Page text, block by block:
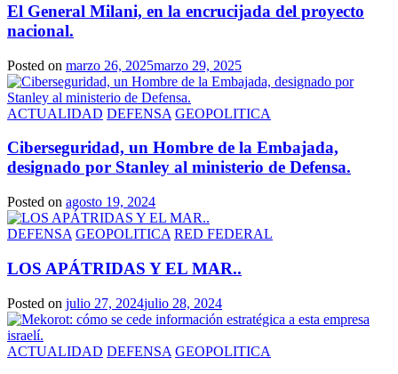
El General Milani, en la encrucijada del proyecto
nacional.
Posted on marzo 26, 2025marzo 29, 2025
ACTUALIDAD DEFENSA GEOPOLITICA
Ciberseguridad, un Hombre de la Embajada,
designado por Stanley al ministerio de Defensa.
Posted on agosto 19, 2024
DEFENSA GEOPOLITICA RED FEDERAL
LOS APÁTRIDAS Y EL MAR..
Posted on julio 27, 2024julio 28, 2024
ACTUALIDAD DEFENSA GEOPOLITICA